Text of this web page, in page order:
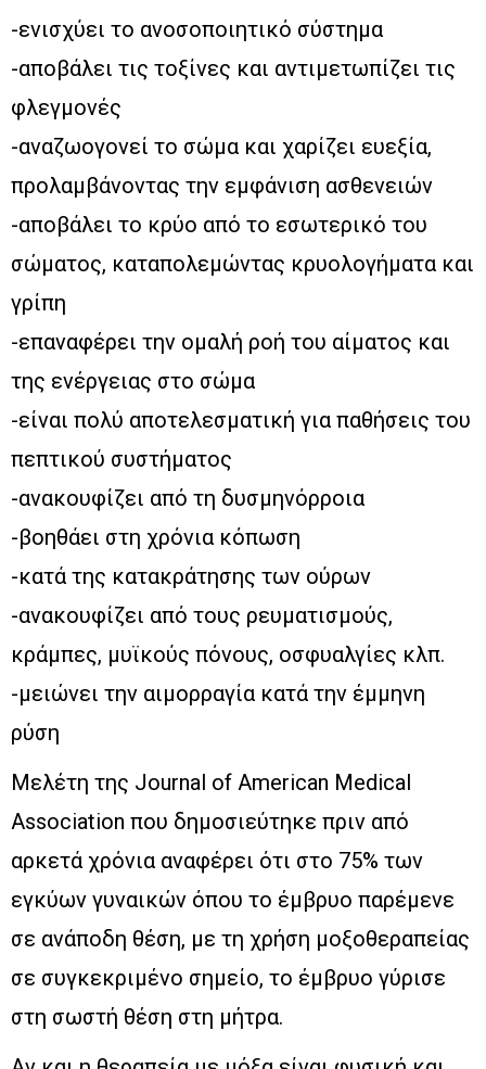
-ενισχύει το ανοσοποιητικό σύστημα
-αποβάλει τις τοξίνες και αντιμετωπίζει τις
φλεγμονές
-αναζωογονεί το σώμα και χαρίζει ευεξία,
προλαμβάνοντας την εμφάνιση ασθενειών
-αποβάλει το κρύο από το εσωτερικό του
σώματος, καταπολεμώντας κρυολογήματα και
γρίπη
-επαναφέρει την ομαλή ροή του αίματος και
της ενέργειας στο σώμα
-είναι πολύ αποτελεσματική για παθήσεις του
πεπτικού συστήματος
-ανακουφίζει από τη δυσμηνόρροια
-βοηθάει στη χρόνια κόπωση
-κατά της κατακράτησης των ούρων
-ανακουφίζει από τους ρευματισμούς,
κράμπες, μυϊκούς πόνους, οσφυαλγίες κλπ.
-μειώνει την αιμορραγία κατά την έμμηνη
ρύση
Μελέτη της Journal of American Medical
Association που δημοσιεύτηκε πριν από
αρκετά χρόνια αναφέρει ότι στο 75% των
εγκύων γυναικών όπου το έμβρυο παρέμενε
σε ανάποδη θέση, με τη χρήση μοξοθεραπείας
σε συγκεκριμένο σημείο, το έμβρυο γύρισε
στη σωστή θέση στη μήτρα.